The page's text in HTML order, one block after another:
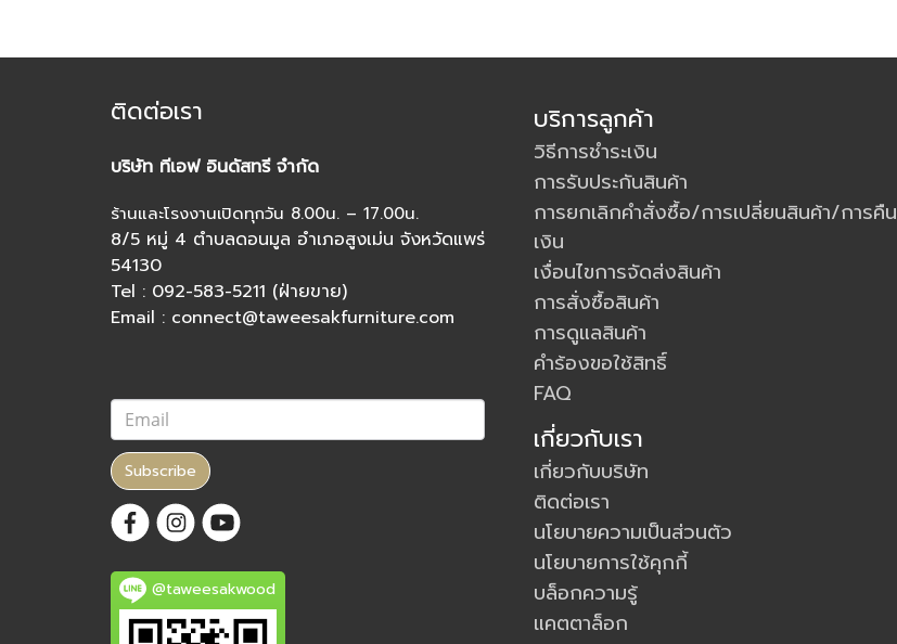
ติดต่อเรา
บริษัท ทีเอฟ อินดัสทรี จำกัด
ร้านและโรงงานเปิดทุกวัน 8.00น. – 17.00น.
8/5 หมู่ 4 ตำบลดอนมูล อำเภอสูงเม่น จังหวัดแพร่
54130
Tel : 092-583-5211 (ฝ่ายขาย)
Email : connect@taweesakfurniture.com
Subscribe
@taweesakwood
บริการลูกค้า
วิธีการชำระเงิน
การรับประกันสินค้า
การยกเลิกคำสั่งซื้อ/การเปลี่ยนสินค้า/การคืน
เงิน
เงื่อนไขการจัดส่งสินค้า
การสั่งซื้อสินค้า
การดูแลสินค้า
คำร้องขอใช้สิทธิ์
FAQ
เกี่ยวกับเรา
เกี่ยวกับบริษัท
ติดต่อเรา
นโยบายความเป็นส่วนตัว
นโยบายการใช้คุกกี้
บล็อกความรู้
แคตตาล็อก